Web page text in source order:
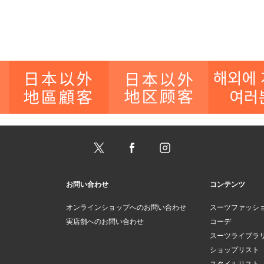
お問い合わせ
オンラインショップへのお問い合わせ
実店舗へのお問い合わせ
コンテンツ
スーツファッシ
コーデ
スーツライブラ
ショップリスト